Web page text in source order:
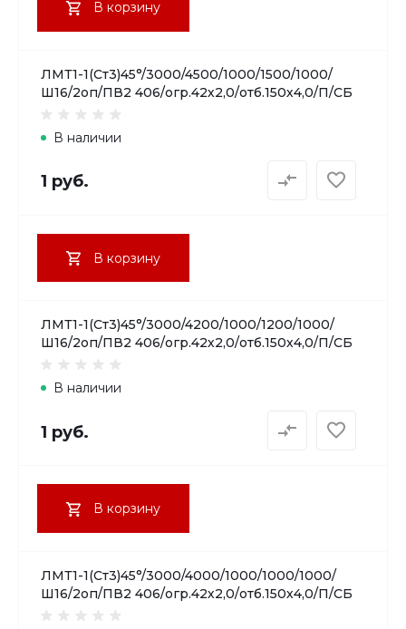
В корзину
ЛМТ1-1(Ст3)45°/3000/4500/1000/1500/1000/
Ш16/2оп/ПВ2 406/огр.42х2,0/отб.150х4,0/П/СБ
В наличии
1 руб.
В корзину
ЛМТ1-1(Ст3)45°/3000/4200/1000/1200/1000/
Ш16/2оп/ПВ2 406/огр.42х2,0/отб.150х4,0/П/СБ
В наличии
1 руб.
В корзину
ЛМТ1-1(Ст3)45°/3000/4000/1000/1000/1000/
Ш16/2оп/ПВ2 406/огр.42х2,0/отб.150х4,0/П/СБ